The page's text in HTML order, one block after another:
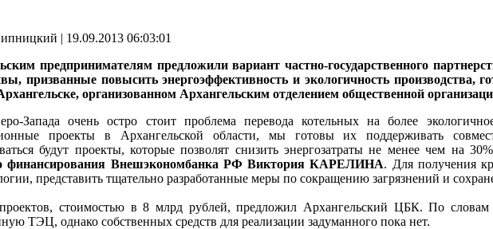
| 19.09.2013 06:03:01
предпринимателям предложили вариант частно-государственного
призванные повысить энергоэффективность и экологичность
организованном Архангельским отделением общественной
Запада очень остро стоит проблема перевода котельных на более
проекты в Архангельской области, мы готовы их поддерживать
будут проекты, которые позволят снизить энергозатраты не менее чем на
финансирования Внешэкономбанка РФ Виктория КАРЕЛИНА. Для получения
представить тщательно разработанные меры по сокращению загрязнений и
стоимостью в 8 млрд рублей, предложил Архангельский ЦБК. По словам
ТЭЦ, однако собственных средств для реализации задуманного пока нет.